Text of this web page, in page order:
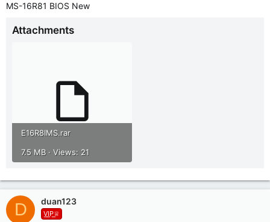
MS-16R81 BIOS New
Attachments
E16R8IMS.rar
7.5 MB · Views: 21
D duan123
V͟I͟P͟♕